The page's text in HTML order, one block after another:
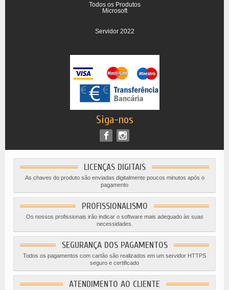
Todos os Produtos
Microsoft
Servidor 2022
Siga-nos
LICENÇAS DIGITAIS
As chaves do produto são enviadas digitalmente poucos minutos após o
pagamento
PROFISSIONALISMO
Os nossos profissionais irão indicar o software mais adequado às suas
necessidades.
SEGURANÇA DOS PAGAMENTOS
Todos os pagamentos com cartão são realizados em um servidor HTTPS
seguro e certificado
ATENDIMENTO AO CLIENTE